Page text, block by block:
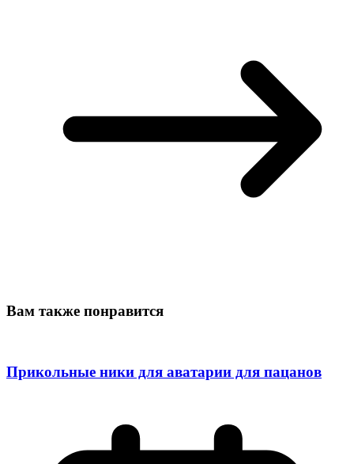
Вам также понравится
Прикольные ники для аватарии для пацанов